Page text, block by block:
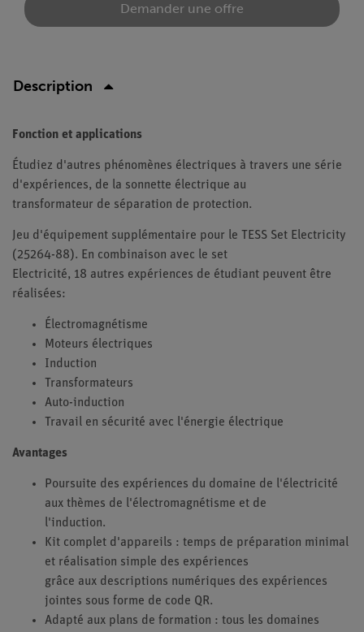
Demander une offre
Description
Fonction et applications
Étudiez d'autres phénomènes électriques à travers une série
d'expériences, de la sonnette électrique au
transformateur de séparation de protection.
Jeu d'équipement supplémentaire pour le TESS Set Electricity
(25264-88). En combinaison avec le set
Electricité, 18 autres expériences de étudiant peuvent être
réalisées:
Électromagnétisme
Moteurs électriques
Induction
Transformateurs
Auto-induction
Travail en sécurité avec l'énergie électrique
Avantages
Poursuite des expériences du domaine de l'électricité
aux thèmes de l'électromagnétisme et de
l'induction.
Kit complet d'appareils : temps de préparation minimal
et réalisation simple des expériences
grâce aux descriptions numériques des expériences
jointes sous forme de code QR.
Adapté aux plans de formation : tous les domaines